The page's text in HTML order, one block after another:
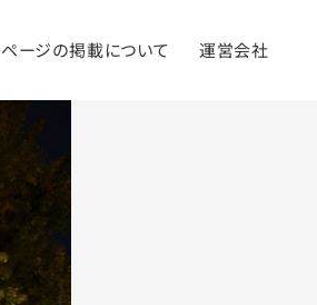
ージの掲載について 運営会社